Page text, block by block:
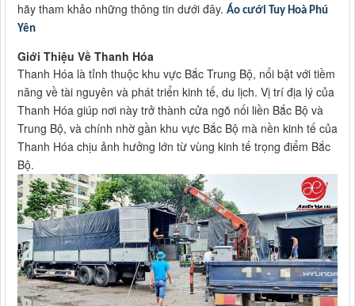
hãy tham khảo những thông tin dưới đây. Áo cưới Tuy Hoà Phú
Yên
Giới Thiệu Về Thanh Hóa
Thanh Hóa là tỉnh thuộc khu vực Bắc Trung Bộ, nổi bật với tiềm
năng về tài nguyên và phát triển kinh tế, du lịch. Vị trí địa lý của
Thanh Hóa giúp nơi này trở thành cửa ngõ nối liền Bắc Bộ và
Trung Bộ, và chính nhờ gần khu vực Bắc Bộ mà nền kinh tế của
Thanh Hóa chịu ảnh hưởng lớn từ vùng kinh tế trọng điểm Bắc
Bộ.